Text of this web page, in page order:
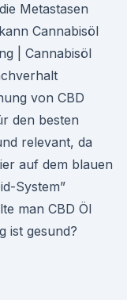
Metastasen
Cannabisöl
| Cannabisöl
von CBD
den besten
relevant, da
auf dem blauen
System”
man CBD Öl
ist gesund?